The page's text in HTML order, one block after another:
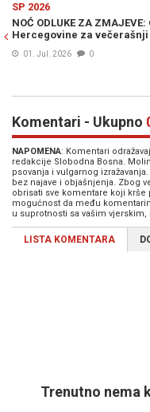
je ključna "petorka" Bosne i
Mundijala
Komentari - Ukupno
NAPOMENA: Komentari
redakcije Slobodna Bosna.
psovanja i vulgarnog
bez najave i objašnjenja. Zbog
obrisati sve komentare koji krše
mogućnost da među
u suprotnosti sa vašim
LISTA KOMENTARA
Trenutno nema